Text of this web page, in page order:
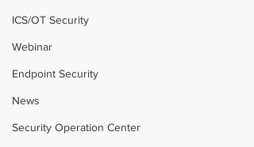
ICS/OT Security
Webinar
Endpoint Security
News
Security Operation Center